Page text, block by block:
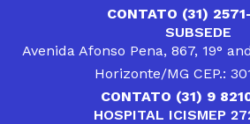
CONTATO (31)
SUBSEDE
Avenida Afonso Pena, 867, 19°
Horizonte/MG CEP.:
CONTATO (31) 9
HOSPITAL ICISMEP